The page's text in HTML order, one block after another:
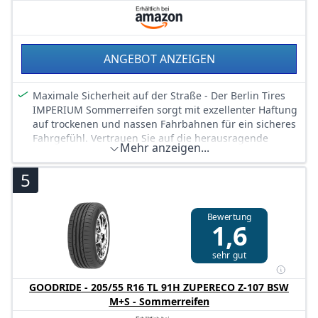
ANGEBOT ANZEIGEN
Maximale Sicherheit auf der Straße - Der Berlin Tires
IMPERIUM Sommerreifen sorgt mit exzellenter Haftung
auf trockenen und nassen Fahrbahnen für ein sicheres
Fahrgefühl. Vertrauen Sie auf die herausragende
Bremsleistung, die Ihr Fahrzeug zuverlässig zum
Stehen bringt.
dank der speziell entwickelten Gummimischung, die
Vibrationen minimiert und für ein sanftes,
komfortables Fahrerlebnis sorgt. Ideal für lange
Fahrten und den täglichen Einsatz.
Hervorragende Langlebigkeit - Der IMPERIUM Reifen
überzeugt durch seine hohe Laufleistung, die für mehr
Kilometer pro Reifen sorgt. Sparen Sie langfristig
Kosten und profitieren Sie von einer robusten und
langlebigen Reifenkonstruktion.
Mehr anzeigen...
5
Bewertung
1,6
sehr gut
GOODRIDE - 205/55 R16 TL 91H ZUPERECO Z-107 BSW
M+S - Sommerreifen